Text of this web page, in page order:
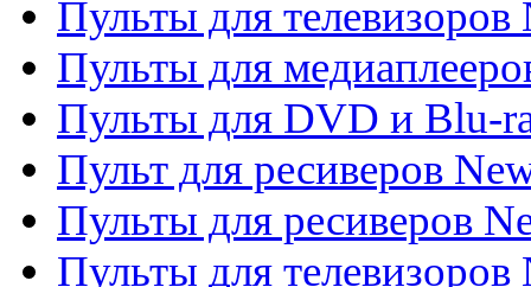
Пульты для телевизоров
Пульты для
Пульты для DVD и Blu-
Пульт для ресиверов
Пульты для ресиверов
Пульты для телевизоров